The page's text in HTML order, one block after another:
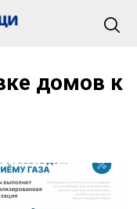
домов к